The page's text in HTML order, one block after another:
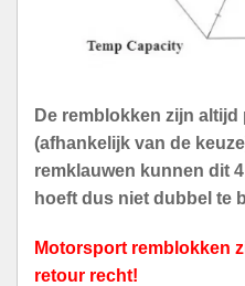
De remblokken zijn
(afhankelijk van de
remklauwen kunnen dit
hoeft dus niet dubbel te
Motorsport remblokken
retour recht!